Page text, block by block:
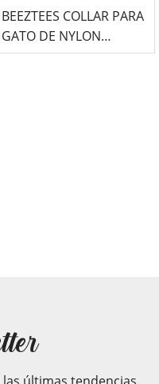
BEEZTEES COLLAR PARA
GATO DE NYLON
ESTAMPADO - RAYAS